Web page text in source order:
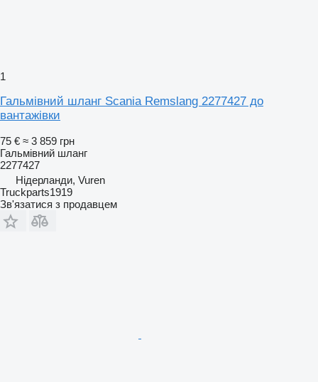
1
Гальмівний шланг Scania Remslang 2277427 до
вантажівки
75 € ≈ 3 859 грн
Гальмівний шланг
2277427
Нідерланди, Vuren
Truckparts1919
Зв'язатися з продавцем